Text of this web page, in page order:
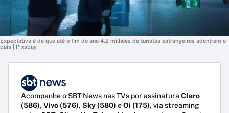
Expectativa é de que até o fim do ano 4,2 milhões de turistas estrangeiros adentrem o
país | Pixabay
Acompanhe o SBT News nas TVs por assinatura Claro
(586), Vivo (576), Sky (580) eOi (175), via streaming